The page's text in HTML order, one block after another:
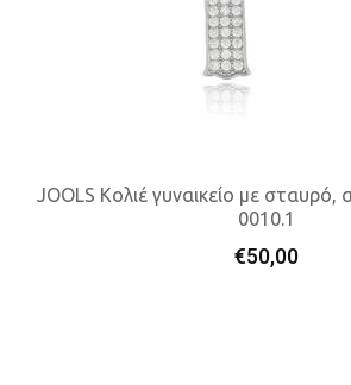
Προσθήκη Στο Καλάθι
JOOLS Κολιέ γυναικείο με σταυρό,
0010.1
€50,00